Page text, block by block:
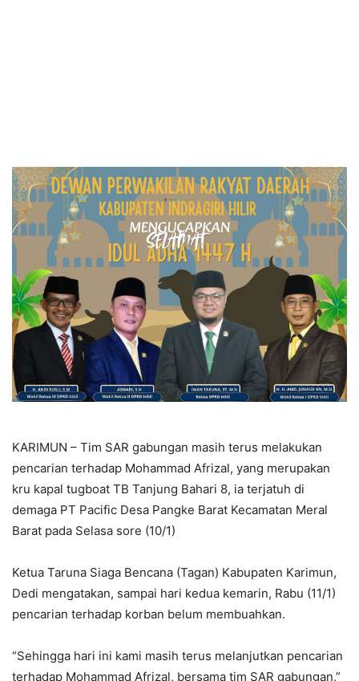
KARIMUN – Tim SAR gabungan masih terus melakukan
pencarian terhadap Mohammad Afrizal, yang merupakan
kru kapal tugboat TB Tanjung Bahari 8, ia terjatuh di
demaga PT Pacific Desa Pangke Barat Kecamatan Meral
Barat pada Selasa sore (10/1)
Ketua Taruna Siaga Bencana (Tagan) Kabupaten Karimun,
Dedi mengatakan, sampai hari kedua kemarin, Rabu (11/1)
pencarian terhadap korban belum membuahkan.
“Sehingga hari ini kami masih terus melanjutkan pencarian
terhadap Mohammad Afrizal, bersama tim SAR gabungan,”